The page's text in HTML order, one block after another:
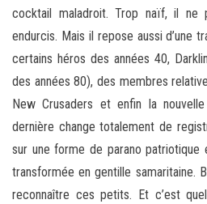
cocktail maladroit. Trop naïf, il ne
endurcis. Mais il repose aussi d’une
certains héros des années 40,
des années 80), des membres
New Crusaders et enfin la
dernière change totalement de
sur une forme de parano patriotique
transformée en gentille samaritaine.
reconnaître ces petits. Et c’est